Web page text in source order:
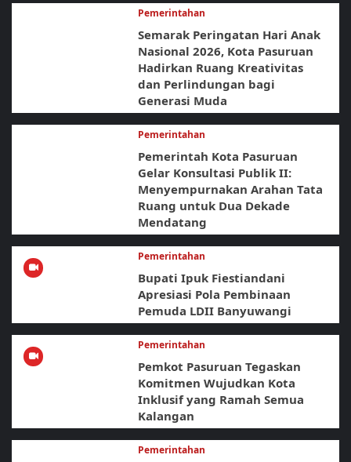
Pemerintahan
Semarak Peringatan Hari Anak
Nasional 2026, Kota Pasuruan
Hadirkan Ruang Kreativitas
dan Perlindungan bagi
Generasi Muda
Pemerintahan
Pemerintah Kota Pasuruan
Gelar Konsultasi Publik II:
Menyempurnakan Arahan Tata
Ruang untuk Dua Dekade
Mendatang
Pemerintahan
Bupati Ipuk Fiestiandani
Apresiasi Pola Pembinaan
Pemuda LDII Banyuwangi
Pemerintahan
Pemkot Pasuruan Tegaskan
Komitmen Wujudkan Kota
Inklusif yang Ramah Semua
Kalangan
Pemerintahan